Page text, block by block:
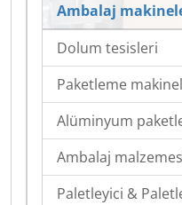
Ambalaj
Dolum tesisleri
Paketleme
Alüminyum
Ambalaj
Paletleyici &